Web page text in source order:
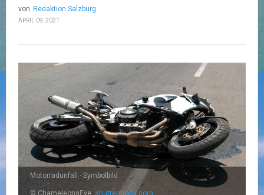
von Redaktion Salzburg
APRIL 09, 2021
Motorradunfall - Symbolbild